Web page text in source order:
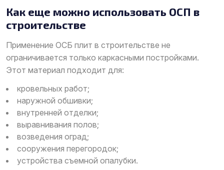
Как еще можно использовать ОСП в
строительстве
Применение ОСБ плит в строительстве не
ограничивается только каркасными постройками.
Этот материал подходит для:
кровельных работ;
наружной обшивки;
внутренней отделки;
выравнивания полов;
возведения оград;
сооружения перегородок;
устройства съемной опалубки.